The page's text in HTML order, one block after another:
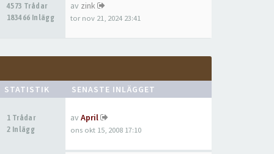
4573 Trådar
183466 Inlägg
av zink
tor nov 21, 2024 23:41
STATISTIK SENASTE INLÄGGET
1 Trådar
2 Inlägg
av April
ons okt 15, 2008 17:10